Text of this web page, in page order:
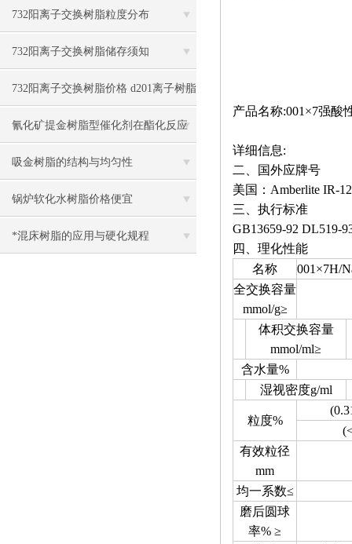
732阳离子交换树脂粒度分布
732阳离子交换树脂储存须知
732阳离子交换树脂价格 d201离子树脂
氰化矿提金树脂型催化剂在酯化反应
中的应用
吸金树脂的结构与均匀性
锅炉软化水树脂价格便宜
*混床树脂的应用与硬化规程
产品名称:001×7强酸
详细信息:
二、国外应牌号
美国：Amberlite IR-
三、执行标准
GB13659-92 DL519-
四、理化性能
名称
全交换容量
mmol/g≥
体积交换容量
mmol/ml≥
含水量%
湿视密度g/ml
粒度%
有效粒径
mm
均一系数≤
磨后圆球
率% ≥